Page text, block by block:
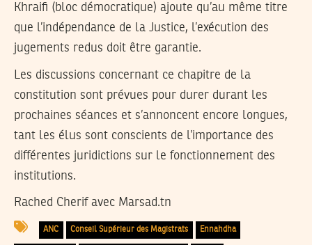
Khraifi (bloc démocratique) ajoute qu’au même titre
que l’indépendance de la Justice, l’exécution des
jugements redus doit être garantie.
Les discussions concernant ce chapitre de la
constitution sont prévues pour durer durant les
prochaines séances et s’annoncent encore longues,
tant les élus sont conscients de l’importance des
différentes juridictions sur le fonctionnement des
institutions.
Rached Cherif avec Marsad.tn
ANC Conseil Supérieur des Magistrats Ennahdha